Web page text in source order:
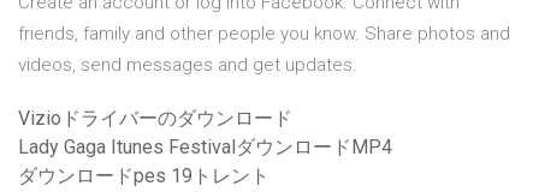
friends, family and other people you know. Share photos and
videos, send messages and get updates.
Vizioドライバーのダウンロード
Lady Gaga Itunes FestivalダウンロードMP4
ダウンロードpes 19トレント